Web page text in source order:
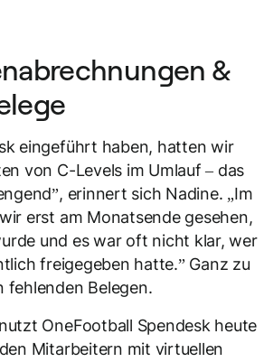
&
eingeführt haben, hatten wir
von C-Levels im Umlauf – das
erinnert sich Nadine. „Im
erst am Monatsende gesehen,
und es war oft nicht klar, wer
freigegeben hatte.” Ganz zu
fehlenden Belegen.
OneFootball Spendesk heute
Mitarbeitern mit virtuellen